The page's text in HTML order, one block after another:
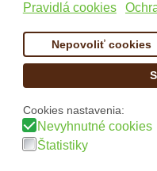
Pravidlá cookies
Nepovoliť cookies
Cookies nastavenia:
Nevyhnutné cookies
Štatistiky